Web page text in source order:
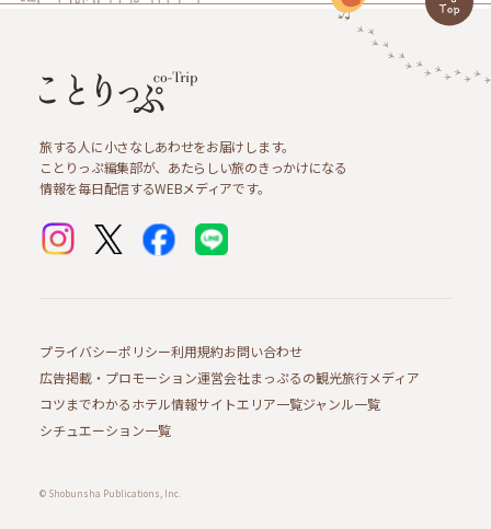
旅する人に小さなしあわせをお届けします。
ことりっぷ編集部が、あたらしい旅のきっかけになる
情報を毎日配信するWEBメディアです。
プライバシーポリシー利用規約お問い合わせ
広告掲載・プロモーション運営会社まっぷるの観光旅行メディア
コツまでわかるホテル情報サイトエリア一覧ジャンル一覧
シチュエーション一覧
© Shobunsha Publications, Inc.